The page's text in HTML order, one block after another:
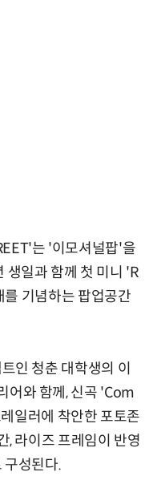
는 '이모셔널팝'을
생일과 함께 첫 미니 'R
기념하는 팝업공간
인 청춘 대학생의 이
어와 함께, 신곡 'Com
일러에 착안한 포토존
, 라이즈 프레임이 반영
구성된다.